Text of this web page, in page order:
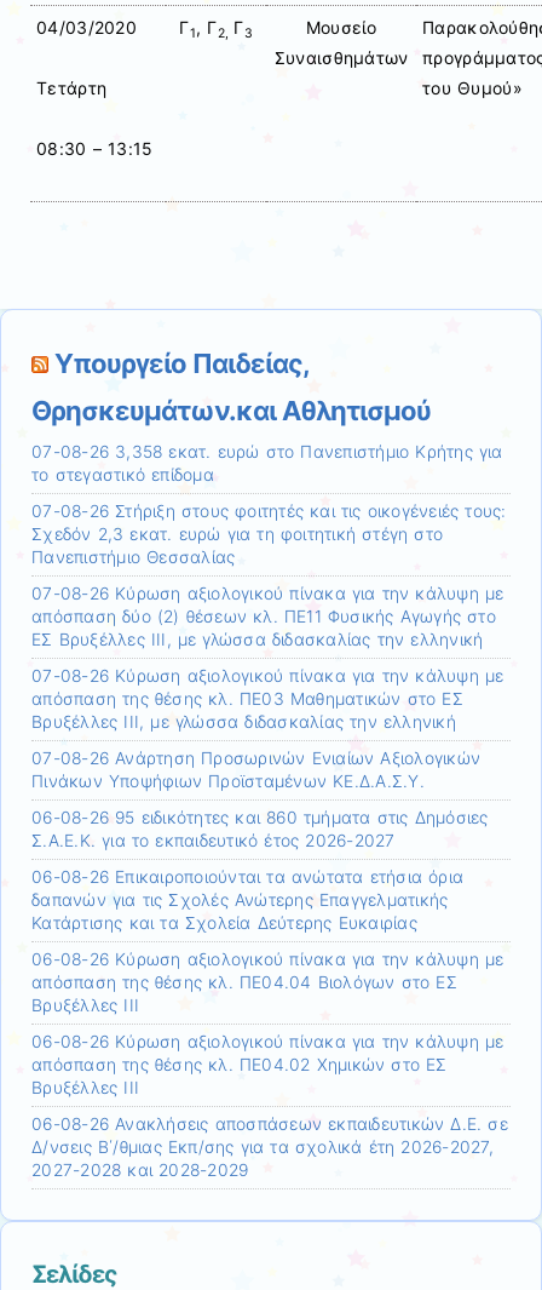
04/03/2020
Τετάρτη
08:30 – 13:15
Γ1, Γ2, Γ3
Μουσείο
Συναισθημάτων
του Θυμού»
Υπουργείο Παιδείας,
Θρησκευμάτων.και Αθλητισμού
07-08-26 3,358 εκατ. ευρώ στο Πανεπιστήμιο Κρήτης για
το στεγαστικό επίδομα
07-08-26 Στήριξη στους φοιτητές και τις οικογένειές τους:
Σχεδόν 2,3 εκατ. ευρώ για τη φοιτητική στέγη στο
Πανεπιστήμιο Θεσσαλίας
07-08-26 Κύρωση αξιολογικού πίνακα για την κάλυψη με
απόσπαση δύο (2) θέσεων κλ. ΠΕ11 Φυσικής Αγωγής στο
ΕΣ Βρυξέλλες ΙΙΙ, με γλώσσα διδασκαλίας την ελληνική
07-08-26 Κύρωση αξιολογικού πίνακα για την κάλυψη με
απόσπαση της θέσης κλ. ΠΕ03 Μαθηματικών στο ΕΣ
Βρυξέλλες ΙΙΙ, με γλώσσα διδασκαλίας την ελληνική
07-08-26 Ανάρτηση Προσωρινών Ενιαίων Αξιολογικών
Πινάκων Υποψήφιων Προϊσταμένων ΚΕ.Δ.Α.Σ.Υ.
06-08-26 95 ειδικότητες και 860 τμήματα στις Δημόσιες
Σ.Α.Ε.Κ. για το εκπαιδευτικό έτος 2026-2027
06-08-26 Επικαιροποιούνται τα ανώτατα ετήσια όρια
δαπανών για τις Σχολές Ανώτερης Επαγγελματικής
Κατάρτισης και τα Σχολεία Δεύτερης Ευκαιρίας
06-08-26 Κύρωση αξιολογικού πίνακα για την κάλυψη με
απόσπαση της θέσης κλ. ΠΕ04.04 Βιολόγων στο ΕΣ
Βρυξέλλες ΙΙΙ
06-08-26 Κύρωση αξιολογικού πίνακα για την κάλυψη με
απόσπαση της θέσης κλ. ΠΕ04.02 Χημικών στο ΕΣ
Βρυξέλλες ΙΙΙ
06-08-26 Ανακλήσεις αποσπάσεων εκπαιδευτικών Δ.Ε. σε
Δ/νσεις Β΄/θμιας Εκπ/σης για τα σχολικά έτη 2026-2027,
2027-2028 και 2028-2029
Σελίδες